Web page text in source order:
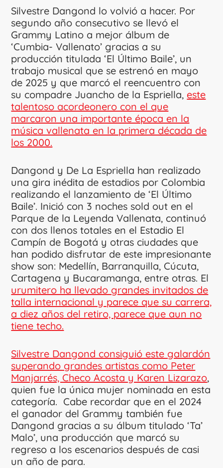
Silvestre Dangond lo volvió a hacer. Por
segundo año consecutivo se llevó el
Grammy Latino a mejor álbum de
‘Cumbia- Vallenato’ gracias a su
producción titulada ‘El Último Baile’, un
trabajo musical que se estrenó en mayo
de 2025 y que marcó el reencuentro con
su compadre Juancho de la Espriella, este
talentoso acordeonero con el que
marcaron una importante época en la
música vallenata en la primera década de
los 2000.
Dangond y De La Espriella han realizado
una gira inédita de estadios por Colombia
realizando el lanzamiento de ‘El Último
Baile’. Inició con 3 noches sold out en el
Parque de la Leyenda Vallenata, continuó
con dos llenos totales en el Estadio El
Campín de Bogotá y otras ciudades que
han podido disfrutar de este impresionante
show son: Medellín, Barranquilla, Cúcuta,
Cartagena y Bucaramanga, entre otras. El
urumitero ha llevado grandes invitados de
talla internacional y parece que su carrera,
a diez años del retiro, parece que aun no
tiene techo.
Silvestre Dangond consiguió este galardón
superando grandes artistas como Peter
Manjarrés, Checo Acosta y Karen Lizarazo,
quien fue la única mujer nominada en esta
categoría. Cabe recordar que en el 2024
el ganador del Grammy también fue
Dangond gracias a su álbum titulado ‘Ta’
Malo’, una producción que marcó su
regreso a los escenarios después de casi
un año de para.